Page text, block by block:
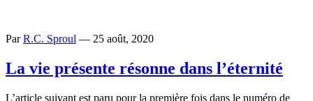
ParR.C. Sproul — 25 août, 2020
La vie présente résonne dans l’éternité
L’article suivant est paru pour la première fois dans le numéro de